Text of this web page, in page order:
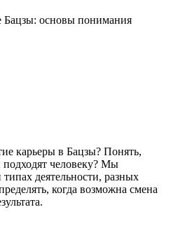
Бацзы: основы понимания
карьеры в Бацзы? Понять,
подходят человеку? Мы
деятельности, разных
когда возможна смена